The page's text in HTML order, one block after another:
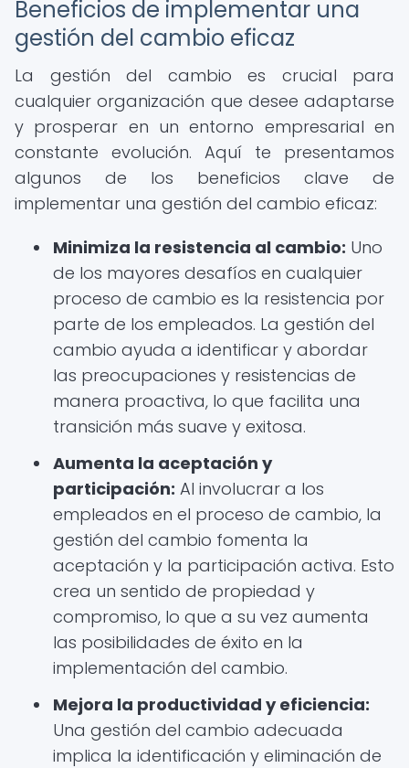
Beneficios de implementar una
gestión del cambio eficaz
La gestión del cambio es crucial para
cualquier organización que desee adaptarse
y prosperar en un entorno empresarial en
constante evolución. Aquí te presentamos
algunos de los beneficios clave de
implementar una gestión del cambio eficaz:
Minimiza la resistencia al cambio: Uno
de los mayores desafíos en cualquier
proceso de cambio es la resistencia por
parte de los empleados. La gestión del
cambio ayuda a identificar y abordar
las preocupaciones y resistencias de
manera proactiva, lo que facilita una
transición más suave y exitosa.
Aumenta la aceptación y
participación: Al involucrar a los
empleados en el proceso de cambio, la
gestión del cambio fomenta la
aceptación y la participación activa. Esto
crea un sentido de propiedad y
compromiso, lo que a su vez aumenta
las posibilidades de éxito en la
implementación del cambio.
Mejora la productividad y eficiencia:
Una gestión del cambio adecuada
implica la identificación y eliminación de